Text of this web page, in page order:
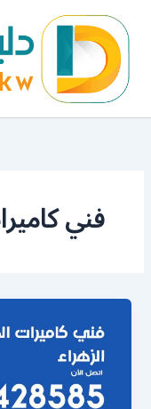
المحتوى
فني